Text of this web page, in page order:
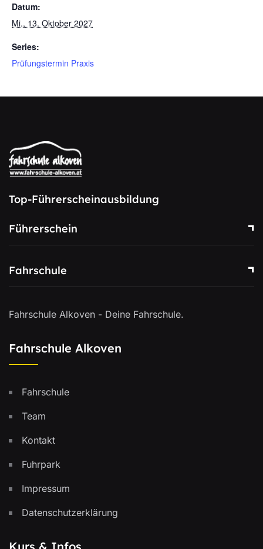
Datum:
Mi., 13. Oktober 2027
Series:
Prüfungstermin Praxis
Top-Führerscheinausbildung
Führerschein
Fahrschule
Fahrschule Alkoven - Deine Fahrschule.
Fahrschule Alkoven
Fahrschule
Team
Kontakt
Fuhrpark
Impressum
Datenschutzerklärung